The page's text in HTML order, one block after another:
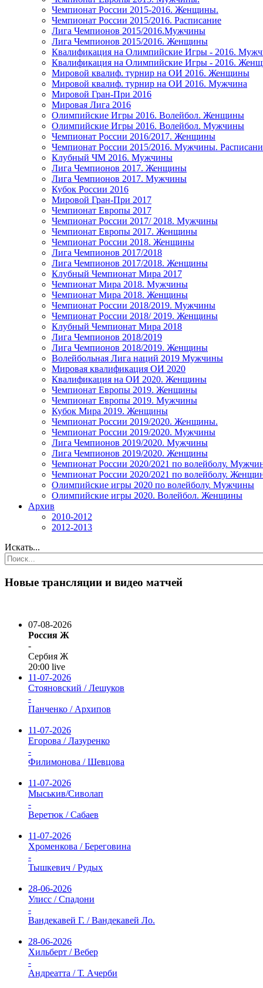
Чемпионат России 2015-2016. Женщины.
Чемпионат России 2015/2016. Расписание
Лига Чемпионов 2015/2016.Мужчины
Лига Чемпионов 2015/2016. Женщины
Квалификация на Олимпийские Игры - 2016.
Квалификация на Олимпийские Игры - 2016.
Мировой квалиф. турнир на ОИ 2016. Женщины
Мировой квалиф. турнир на ОИ 2016. Мужчина
Мировой Гран-При 2016
Мировая Лига 2016
Олимпийские Игры 2016. Волейбол. Женщины
Олимпийские Игры 2016. Волейбол. Мужчины
Чемпионат России 2016/2017. Женщины
Чемпионат России 2015/2016. Мужчины.
Клубный ЧМ 2016. Мужчины
Лига Чемпионов 2017. Женщины
Лига Чемпионов 2017. Мужчины
Кубок России 2016
Мировой Гран-При 2017
Чемпионат Европы 2017
Чемпионат России 2017/ 2018. Мужчины
Чемпионат Европы 2017. Женщины
Чемпионат России 2018. Женщины
Лига Чемпионов 2017/2018
Лига Чемпионов 2017/2018. Женщины
Клубный Чемпионат Мира 2017
Чемпионат Мира 2018. Мужчины
Чемпионат Мира 2018. Женщины
Чемпионат России 2018/2019. Мужчины
Чемпионат России 2018/ 2019. Женщины
Клубный Чемпионат Мира 2018
Лига Чемпионов 2018/2019
Лига Чемпионов 2018/2019. Женщины
Волейбольная Лига наций 2019 Мужчины
Мировая квалификация ОИ 2020
Квалификация на ОИ 2020. Женщины
Чемпионат Европы 2019. Женщины
Чемпионат Европы 2019. Мужчины
Кубок Мира 2019. Женщины
Чемпионат России 2019/2020. Женщины.
Чемпионат России 2019/2020. Мужчины
Лига Чемпионов 2019/2020. Мужчины
Лига Чемпионов 2019/2020. Женщины
Чемпионат России 2020/2021 по волейболу.
Чемпионат России 2020/2021 по волейболу.
Олимпийские игры 2020 по волейболу. Мужчины
Олимпийские игры 2020. Волейбол. Женщины
Архив
2010-2012
2012-2013
Искать...
Новые трансляции и видео матчей
07-08-2026
Россия Ж
-
Сербия Ж
20:00 live
11-07-2026
Стояновский / Лешуков
-
Панченко / Архипов
11-07-2026
Егорова / Лазуренко
-
Филимонова / Шевцова
11-07-2026
Мыськив/Сиволап
-
Веретюк / Сабаев
11-07-2026
Хроменкова / Береговина
-
Тышкевич / Рудых
28-06-2026
Улисс / Спадони
-
Вандекавей Г. / Вандекавей Ло.
28-06-2026
Хильберт / Вебер
-
Андреатта / Т. Ачерби